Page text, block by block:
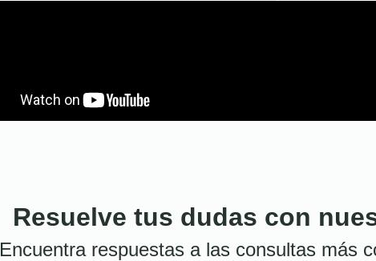
Resuelve tus dudas con
Encuentra respuestas a las consultas más